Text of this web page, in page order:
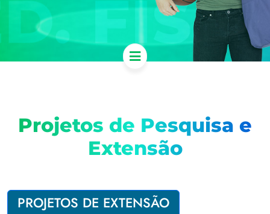
Projetos de Pesquisa e
Extensão
PROJETOS DE EXTENSÃO